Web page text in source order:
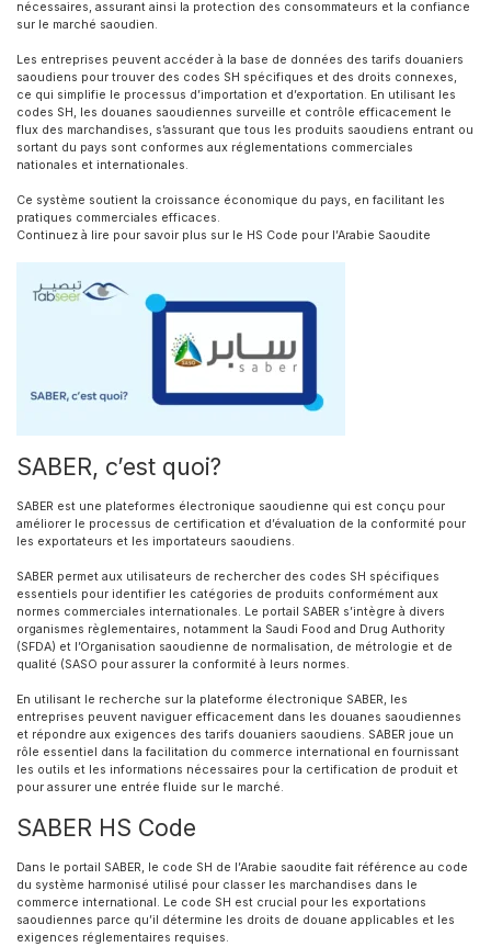
nécessaires, assurant ainsi la protection des consommateurs et la confiance
sur le marché saoudien.
Les entreprises peuvent accéder à la base de données des tarifs douaniers
saoudiens pour trouver des codes SH spécifiques et des droits connexes,
ce qui simplifie le processus d’importation et d’exportation. En utilisant les
codes SH, les douanes saoudiennes surveille et contrôle efficacement le
flux des marchandises, s’assurant que tous les produits saoudiens entrant ou
sortant du pays sont conformes aux réglementations commerciales
nationales et internationales.
Ce système soutient la croissance économique du pays, en facilitant les
pratiques commerciales efficaces.
Continuez à lire pour savoir plus sur le HS Code pour l’Arabie Saoudite
SABER, c’est quoi?
SABER est une plateformes électronique saoudienne qui est conçu pour
améliorer le processus de certification et d’évaluation de la conformité pour
les exportateurs et les importateurs saoudiens.
SABER permet aux utilisateurs de rechercher des codes SH spécifiques
essentiels pour identifier les catégories de produits conformément aux
normes commerciales internationales. Le portail SABER s’intègre à divers
organismes règlementaires, notamment la Saudi Food and Drug Authority
(SFDA) et l’Organisation saoudienne de normalisation, de métrologie et de
qualité (SASO pour assurer la conformité à leurs normes.
En utilisant le recherche sur la plateforme électronique SABER, les
entreprises peuvent naviguer efficacement dans les douanes saoudiennes
et répondre aux exigences des tarifs douaniers saoudiens. SABER joue un
rôle essentiel dans la facilitation du commerce international en fournissant
les outils et les informations nécessaires pour la certification de produit et
pour assurer une entrée fluide sur le marché.
SABER HS Code
Dans le portail SABER, le code SH de l’Arabie saoudite fait référence au code
du système harmonisé utilisé pour classer les marchandises dans le
commerce international. Le code SH est crucial pour les exportations
saoudiennes parce qu’il détermine les droits de douane applicables et les
exigences réglementaires requises.